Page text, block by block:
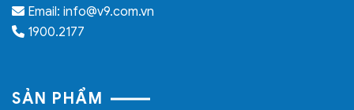
Email: info@v9.com.vn
1900.2177
SẢN PHẨM